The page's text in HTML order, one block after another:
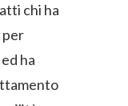
chi ha
per
ha